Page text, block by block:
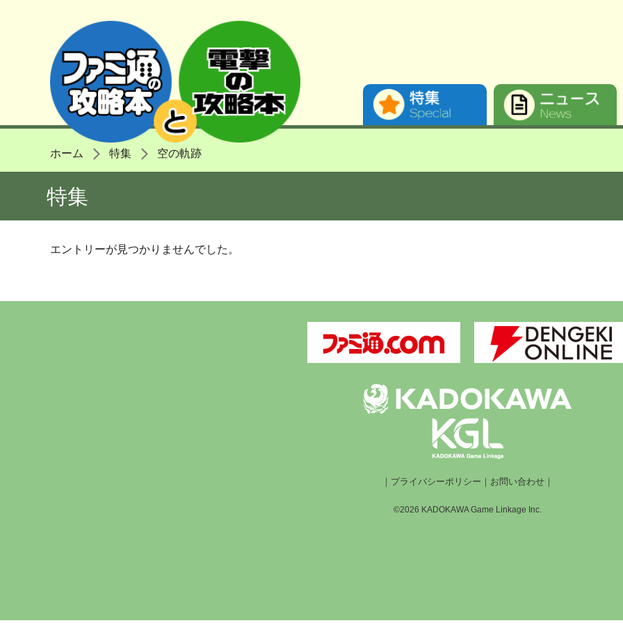
ホーム 特集 空の軌跡
特集
エントリーが見つかりませんでした。
｜ プライバシーポリシー ｜ お問い合わせ｜
©2026 KADOKAWA Game Linkage Inc.